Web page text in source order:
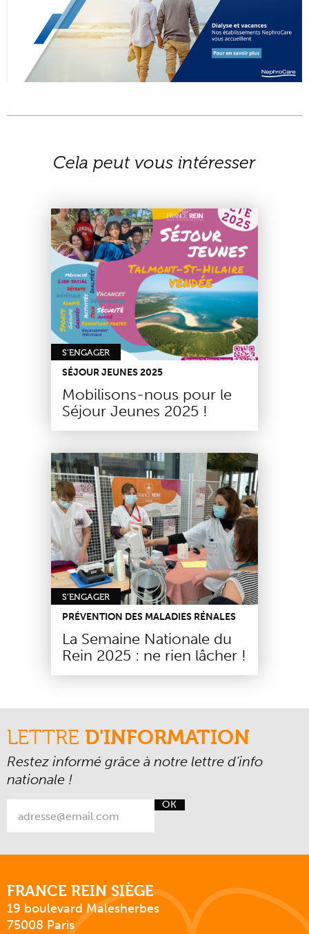
Cela peut vous intéresser
S'ENGAGER
SÉJOUR JEUNES 2025
Mobilisons-nous pour le
Séjour Jeunes 2025 !
S'ENGAGER
PRÉVENTION DES MALADIES RÉNALES
La Semaine Nationale du
Rein 2025 : ne rien lâcher !
LETTRE D'INFORMATION
Restez informé grâce à notre lettre d’info
nationale !
OK
FRANCE REIN SIÈGE
19 boulevard Malesherbes
75008 Paris